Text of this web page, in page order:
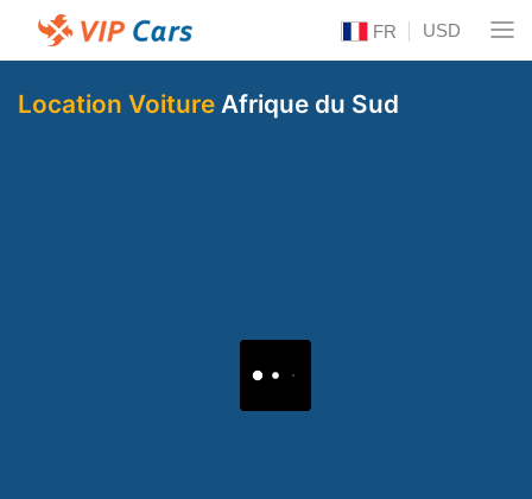
FR USD
Location Voiture Afrique du Sud